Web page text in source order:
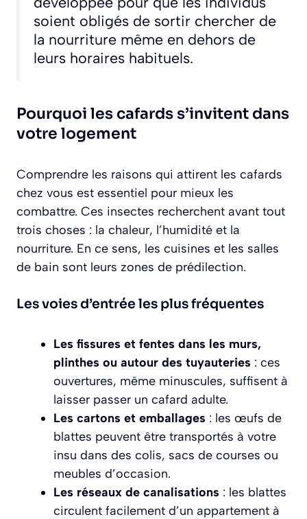
soient obligés de sortir chercher de
la nourriture même en dehors de
leurs horaires habituels.
Pourquoi les cafards s’invitent dans
votre logement
Comprendre les raisons qui attirent les cafards
chez vous est essentiel pour mieux les
combattre. Ces insectes recherchent avant tout
trois choses : la chaleur, l’humidité et la
nourriture. En ce sens, les cuisines et les salles
de bain sont leurs zones de prédilection.
Les voies d’entrée les plus fréquentes
Les fissures et fentes dans les murs,
plinthes ou autour des tuyauteries : ces
ouvertures, même minuscules, suffisent à
laisser passer un cafard adulte.
Les cartons et emballages : les œufs de
blattes peuvent être transportés à votre
insu dans des colis, sacs de courses ou
meubles d’occasion.
Les réseaux de canalisations : les blattes
circulent facilement d’un appartement à